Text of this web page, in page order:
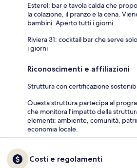
Esterel: bar e tavola calda che
la colazione, il pranzo e la cena.
bambini. Aperto tutti i giorni
Riviera 31: cocktail bar che serve
i giorni
Riconoscimenti e affiliazioni
Struttura con certificazione
Questa struttura partecipa al
che monitora l'impatto della
elementi: ambiente, comunità,
economia locale.
Costi e regolamenti